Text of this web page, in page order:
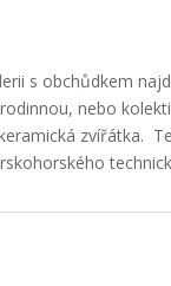
s obchůdkem
nebo
zvířátka.